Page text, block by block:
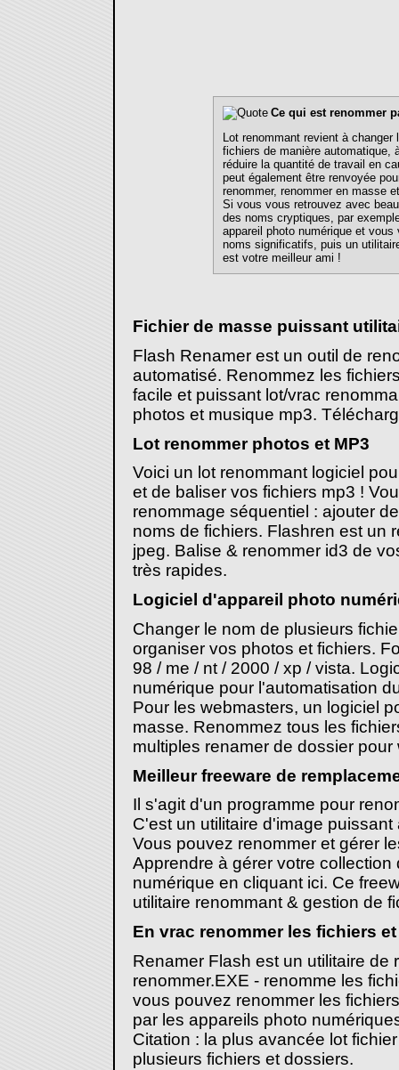
Ce qui est renommer
Lot renommant revient à changer
fichiers de manière automatique,
réduire la quantité de travail en
peut également être renvoyée
renommer, renommer en masse
Si vous vous retrouvez avec
des noms cryptiques, par
appareil photo numérique et vous
noms significatifs, puis un
est votre meilleur ami !
Fichier de masse puissant
Flash Renamer est un outil de
automatisé. Renommez les
facile et puissant lot/vrac
photos et musique mp3.
Lot renommer photos et MP3
Voici un lot renommant logiciel
et de baliser vos fichiers mp3 !
renommage séquentiel : ajouter
noms de fichiers. Flashren est un
jpeg. Balise & renommer id3 de
très rapides.
Logiciel d'appareil photo
Changer le nom de plusieurs
organiser vos photos et fichiers.
98 / me / nt / 2000 / xp / vista.
numérique pour l'automatisation
Pour les webmasters, un logiciel
masse. Renommez tous les
multiples renamer de dossier
Meilleur freeware de
Il s'agit d'un programme pour
C'est un utilitaire d'image
Vous pouvez renommer et gérer
Apprendre à gérer votre
numérique en cliquant ici. Ce
utilitaire renommant & gestion de
En vrac renommer les fichiers
Renamer Flash est un utilitaire de
renommer.EXE - renomme les
vous pouvez renommer les
par les appareils photo
Citation : la plus avancée lot
plusieurs fichiers et dossiers.